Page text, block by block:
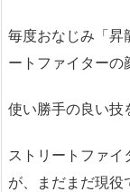
毎度おなじみ「昇
ートファイターの
使い勝手の良い技
ストリートファ
が、まだまだ現役